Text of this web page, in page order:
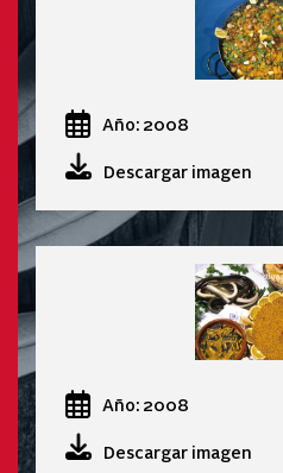
Año: 2008
Descargar imagen
Año: 2008
Descargar imagen